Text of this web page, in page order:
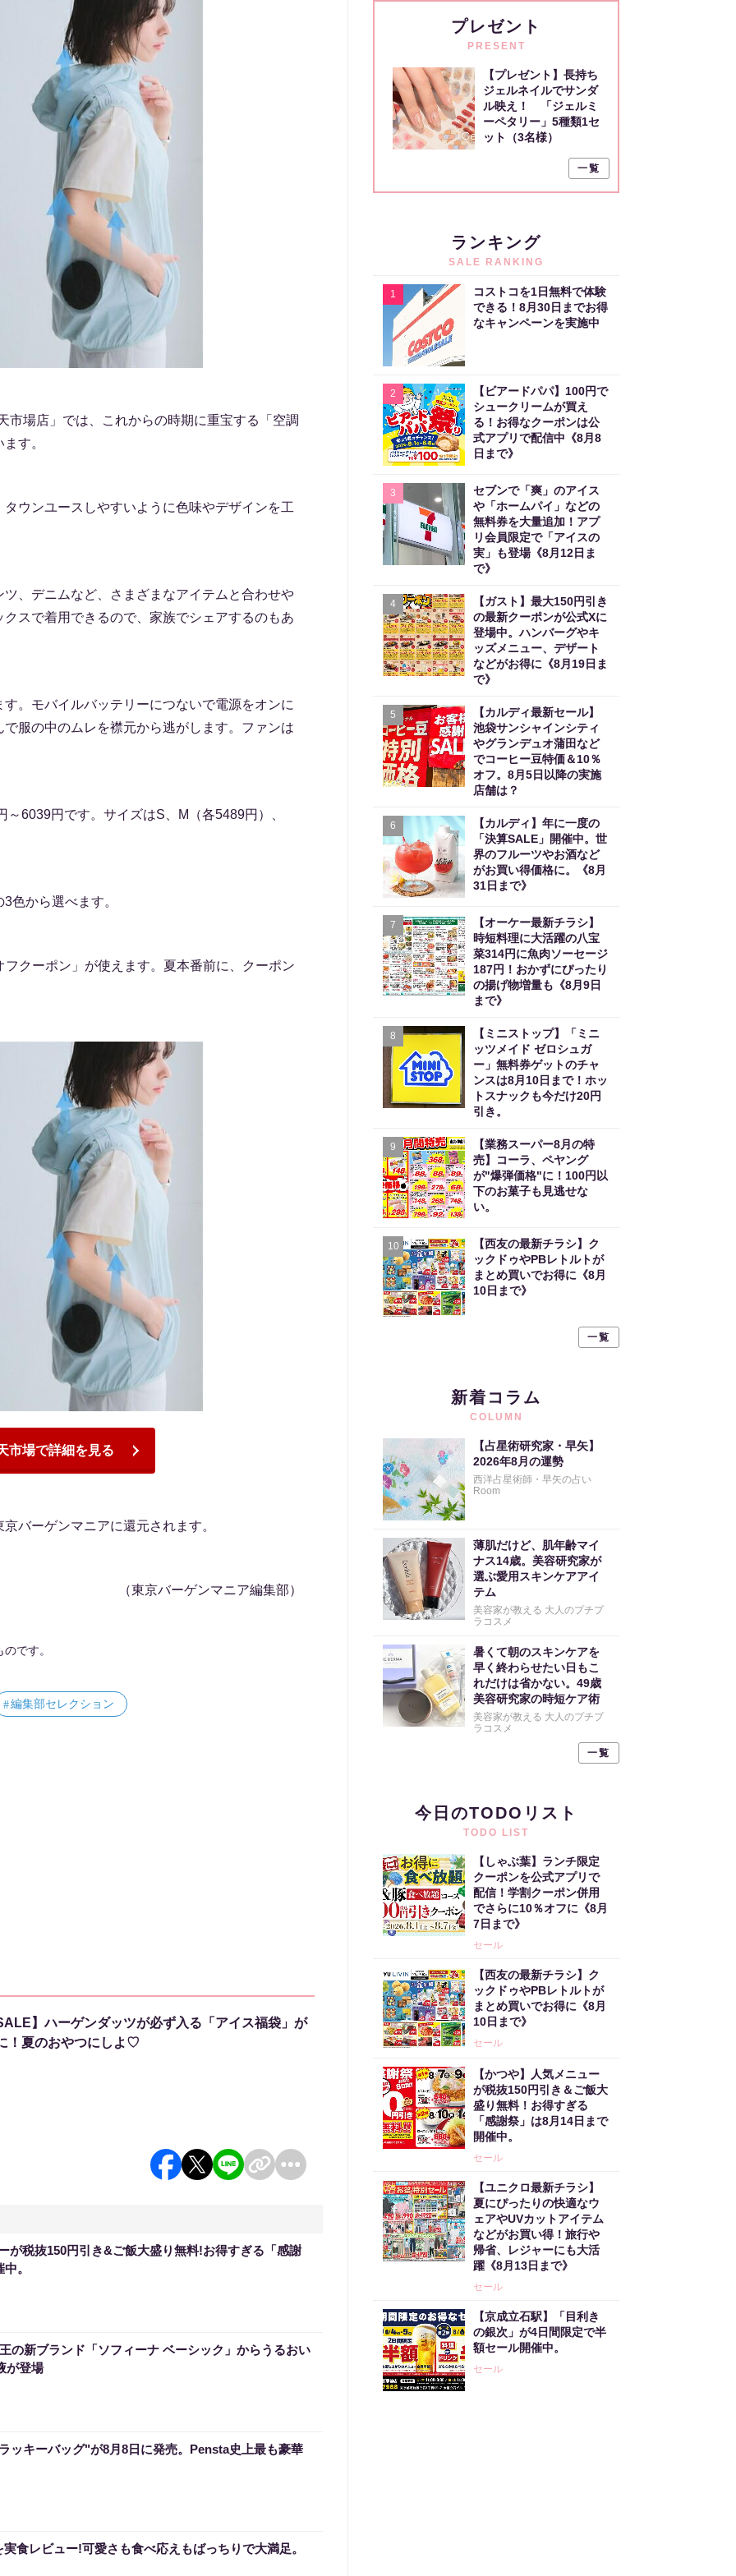
市場店」では、これからの時期に重宝する「空調
す。
ウンユースしやすいように色味やデザインを工
、デニムなど、さまざまなアイテムと合わせや
スで着用できるので、家族でシェアするのもあ
。モバイルバッテリーにつないで電源をオンに
服の中のムレを襟元から逃がします。ファンは
6039円です。サイズはS、M（各5489円）、
色から選べます。
クーポン」が使えます。夏本番前に、クーポン
市場で詳細を見る
バーゲンマニアに還元されます。
（東京バーゲンマニア編集部）
です。
編集部セレクション
】ハーゲンダッツが必ず入る「アイス福袋」が
！夏のおやつにしよ♡
が税抜150円引き&ご飯大盛り無料!お得すぎる「感謝
。
の新ブランド「ソフィーナ ベーシック」からうるおい
が登場
ッキーバッグ"が8月8日に発売。Pensta史上最も豪華
食レビュー!可愛さも食べ応えもばっちりで大満足。
プレゼント
PRESENT
【プレゼント】長持ち
ジェルネイルでサンダ
ル映え！ 「ジェルミ
ーペタリー」5種類1セ
ット（3名様）
一覧
ランキング
SALE RANKING
1
コストコを1日無料で体験
できる！8月30日までお得
なキャンペーンを実施中
2
【ビアードパパ】100円で
シュークリームが買え
る！お得なクーポンは公
式アプリで配信中《8月8
日まで》
3
セブンで「爽」のアイス
や「ホームパイ」などの
無料券を大量追加！アプ
リ会員限定で「アイスの
実」も登場《8月12日ま
で》
4
【ガスト】最大150円引き
の最新クーポンが公式Xに
登場中。ハンバーグやキ
ッズメニュー、デザート
などがお得に《8月19日ま
で》
5
【カルディ最新セール】
池袋サンシャインシティ
やグランデュオ蒲田など
でコーヒー豆特価＆10％
オフ。8月5日以降の実施
店舗は？
6
【カルディ】年に一度の
「決算SALE」開催中。世
界のフルーツやお酒など
がお買い得価格に。《8月
31日まで》
7
【オーケー最新チラシ】
時短料理に大活躍の八宝
菜314円に魚肉ソーセージ
187円！おかずにぴったり
の揚げ物増量も《8月9日
まで》
8
【ミニストップ】「ミニ
ッツメイド ゼロシュガ
ー」無料券ゲットのチャ
ンスは8月10日まで！ホッ
トスナックも今だけ20円
引き。
9
【業務スーパー8月の特
売】コーラ、ペヤング
が"爆弾価格"に！100円以
下のお菓子も見逃せな
い。
10
【西友の最新チラシ】ク
ックドゥやPBレトルトが
まとめ買いでお得に《8月
10日まで》
一覧
新着コラム
COLUMN
【占星術研究家・早矢】
2026年8月の運勢
西洋占星術師・早矢の占い
Room
薄肌だけど、肌年齢マイ
ナス14歳。美容研究家が
選ぶ愛用スキンケアアイ
テム
美容家が教える 大人のプチプ
ラコスメ
暑くて朝のスキンケアを
早く終わらせたい日もこ
れだけは省かない。49歳
美容研究家の時短ケア術
美容家が教える 大人のプチプ
ラコスメ
一覧
今日のTODOリスト
TODO LIST
【しゃぶ葉】ランチ限定
クーポンを公式アプリで
配信！学割クーポン併用
でさらに10％オフに《8月
7日まで》
セール
【西友の最新チラシ】ク
ックドゥやPBレトルトが
まとめ買いでお得に《8月
10日まで》
セール
【かつや】人気メニュー
が税抜150円引き＆ご飯大
盛り無料！お得すぎる
「感謝祭」は8月14日まで
開催中。
セール
【ユニクロ最新チラシ】
夏にぴったりの快適なウ
ェアやUVカットアイテム
などがお買い得！旅行や
帰省、レジャーにも大活
躍《8月13日まで》
セール
【京成立石駅】「目利き
の銀次」が4日間限定で半
額セール開催中。
セール